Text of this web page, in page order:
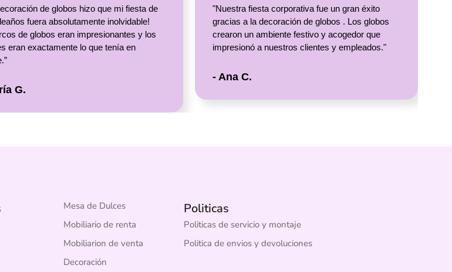
de globos hizo que mi fiesta de
fuera absolutamente inolvidable!
de globos eran impresionantes y los
eran exactamente lo que tenía en
G.
"Nuestra fiesta corporativa fue un gran éxito
gracias a la decoración de globos . Los globos
crearon un ambiente festivo y acogedor que
impresionó a nuestros clientes y empleados."
- Ana C.
Mesa de Dulces
Mobiliario de renta
Mobiliarion de venta
Decoración
Politicas
Politicas de servicio y montaje
Politica de envios y devoluciones